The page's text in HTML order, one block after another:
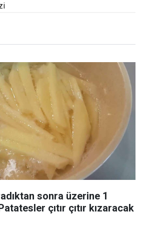
sonra üzerine 1
çıtır çıtır kızaracak